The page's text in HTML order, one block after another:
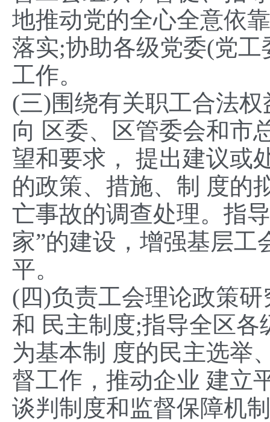
地推动党的全心全意依
落实;协助各级党委(党
工作。
(三)围绕有关职工合法
向 区委、区管委会和市
望和要求， 提出建议或
的政策、措施、制 度的
亡事故的调查处理。指
家”的建设，增强基层
平。
(四)负责工会理论政策
和 民主制度;指导全区
为基本制 度的民主选举
督工作，推动企业 建立
谈判制度和监督保障机